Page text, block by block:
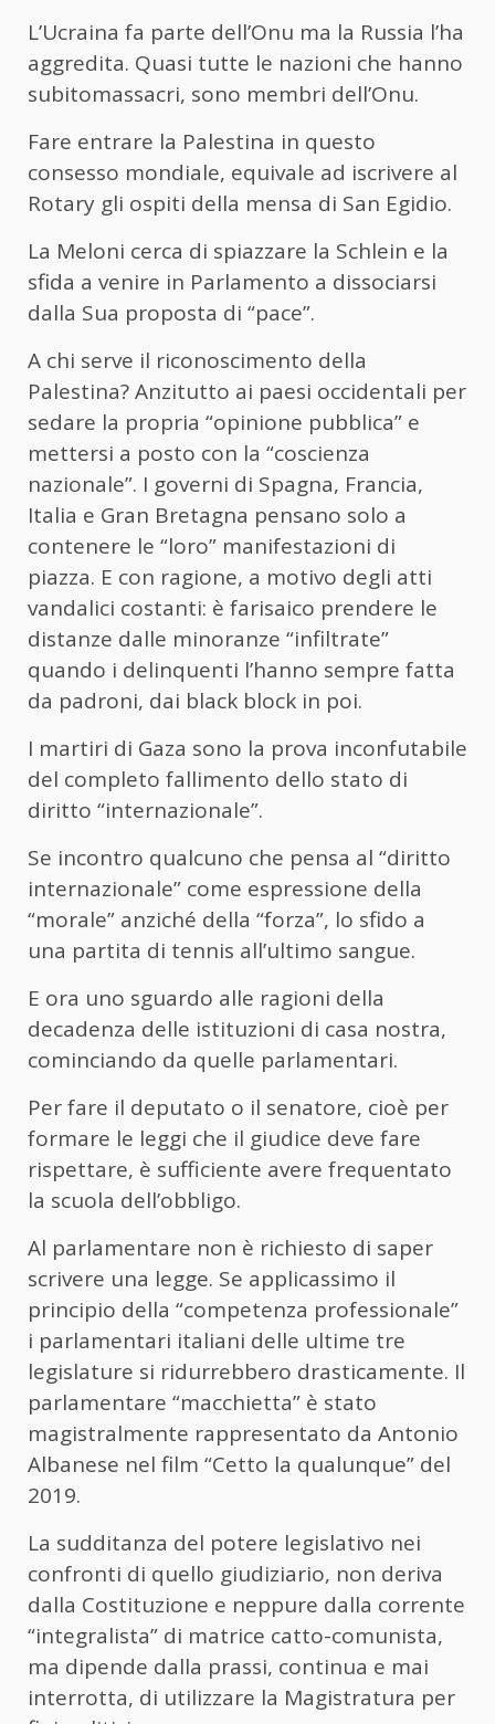
L’Ucraina fa parte dell’Onu ma la Russia l’ha
aggredita. Quasi tutte le nazioni che hanno
subitomassacri, sono membri dell’Onu.
Fare entrare la Palestina in questo
consesso mondiale, equivale ad iscrivere al
Rotary gli ospiti della mensa di San Egidio.
La Meloni cerca di spiazzare la Schlein e la
sfida a venire in Parlamento a dissociarsi
dalla Sua proposta di “pace”.
A chi serve il riconoscimento della
Palestina? Anzitutto ai paesi occidentali per
sedare la propria “opinione pubblica” e
mettersi a posto con la “coscienza
nazionale”. I governi di Spagna, Francia,
Italia e Gran Bretagna pensano solo a
contenere le “loro” manifestazioni di
piazza. E con ragione, a motivo degli atti
vandalici costanti: è farisaico prendere le
distanze dalle minoranze “infiltrate”
quando i delinquenti l’hanno sempre fatta
da padroni, dai black block in poi.
I martiri di Gaza sono la prova inconfutabile
del completo fallimento dello stato di
diritto “internazionale”.
Se incontro qualcuno che pensa al “diritto
internazionale” come espressione della
“morale” anziché della “forza”, lo sfido a
una partita di tennis all’ultimo sangue.
E ora uno sguardo alle ragioni della
decadenza delle istituzioni di casa nostra,
cominciando da quelle parlamentari.
Per fare il deputato o il senatore, cioè per
formare le leggi che il giudice deve fare
rispettare, è sufficiente avere frequentato
la scuola dell’obbligo.
Al parlamentare non è richiesto di saper
scrivere una legge. Se applicassimo il
principio della “competenza professionale”
i parlamentari italiani delle ultime tre
legislature si ridurrebbero drasticamente. Il
parlamentare “macchietta” è stato
magistralmente rappresentato da Antonio
Albanese nel film “Cetto la qualunque” del
2019.
La sudditanza del potere legislativo nei
confronti di quello giudiziario, non deriva
dalla Costituzione e neppure dalla corrente
“integralista” di matrice catto-comunista,
ma dipende dalla prassi, continua e mai
interrotta, di utilizzare la Magistratura per